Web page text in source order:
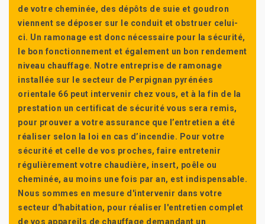
de votre cheminée, des dépôts de suie et goudron
viennent se déposer sur le conduit et obstruer celui-
ci. Un ramonage est donc nécessaire pour la sécurité,
le bon fonctionnement et également un bon rendement
niveau chauffage. Notre entreprise de ramonage
installée sur le secteur de Perpignan pyrénées
orientale 66 peut intervenir chez vous, et à la fin de la
prestation un certificat de sécurité vous sera remis,
pour prouver a votre assurance que l’entretien a été
réaliser selon la loi en cas d’incendie. Pour votre
sécurité et celle de vos proches, faire entretenir
régulièrement votre chaudière, insert, poêle ou
cheminée, au moins une fois par an, est indispensable.
Nous sommes en mesure d'intervenir dans votre
secteur d'habitation, pour réaliser l'entretien complet
de vos appareils de chauffage demandant un